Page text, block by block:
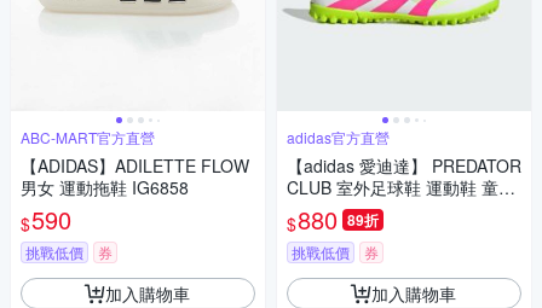
ABC-MART官方直營
【ADIDAS】ADILETTE FLOW
男女 運動拖鞋 IG6858
$590
挑戰低價 券
加入購物車
adidas官方直營
【adidas 愛迪達】 PREDATOR
CLUB 室外足球鞋 運動鞋 童鞋
ID3808
$880 89折
挑戰低價 券
加入購物車